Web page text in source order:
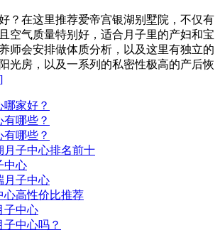
？在这里推荐爱帝宫银湖别墅院，不仅有
空气质量特别好，适合月子里的产妇和宝
师会安排做体质分析，以及这里有独立的
光房，以及一系列的私密性极高的产后恢
哪家好？
有哪些？
有哪些？
月子中心排名前十
中心
月子中心
心高性价比推荐
子中心
中心吗？